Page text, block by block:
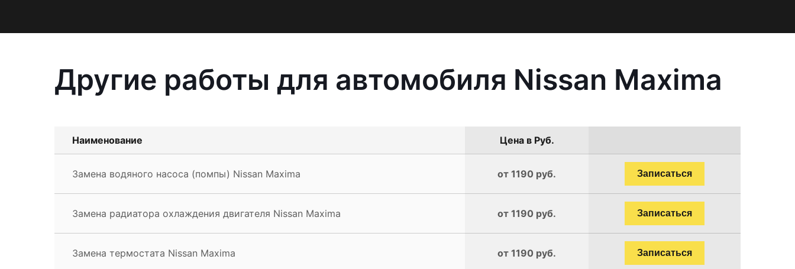
Другие работы для автомобиля Nissan Maxima
Наименование Цена в Руб.
Замена водяного насоса (помпы) Nissan Maxima от 1190 руб. Записаться
Замена радиатора охлаждения двигателя Nissan Maxima от 1190 руб. Записаться
Замена термостата Nissan Maxima от 1190 руб. Записаться